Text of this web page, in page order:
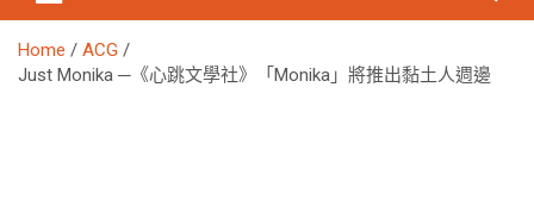
Home
ACG
Just Monika ─《心跳文學社》「Monika」將推出黏土人週邊